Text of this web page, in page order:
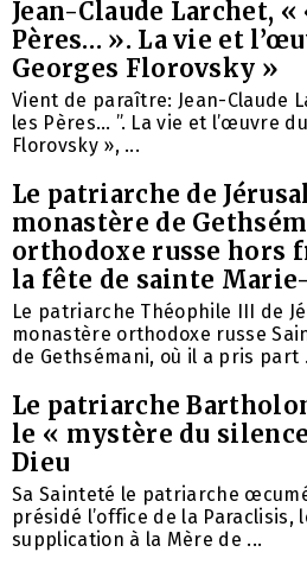
Jean-Claude Larchet,
Pères… ». La vie et
Georges Florovsky »
Vient de paraître: Jean-Claude
les Pères… ”. La vie et l’œuvre
Florovsky », ...
Le patriarche de
monastère de
orthodoxe russe hors
la fête de sainte
Le patriarche Théophile III de
monastère orthodoxe russe
de Gethsémani, où il a pris part
Le patriarche
le « mystère du
Dieu
Sa Sainteté le patriarche
présidé l’office de la Paraclisis,
supplication à la Mère de ...